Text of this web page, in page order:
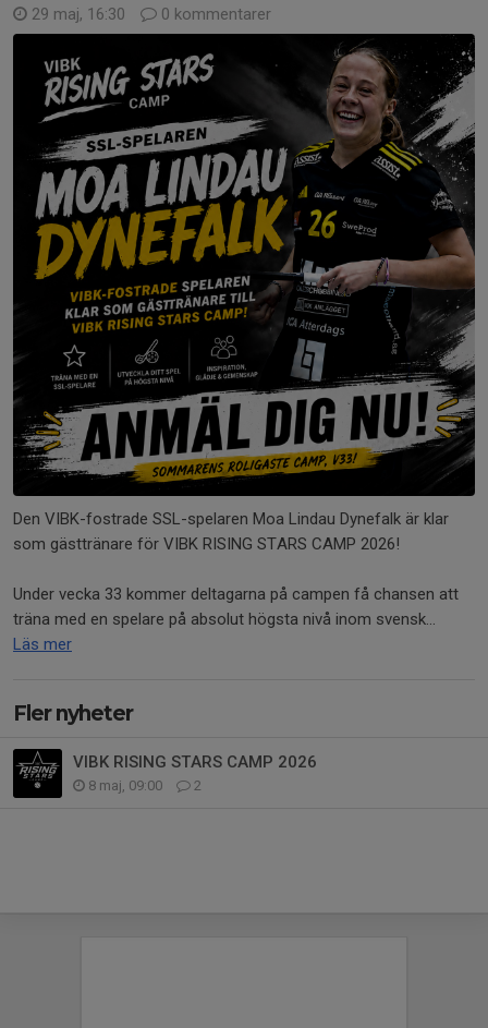
29 maj, 16:30 0 kommentarer
Den VIBK-fostrade SSL-spelaren Moa Lindau Dynefalk är klar
som gästtränare för VIBK RISING STARS CAMP 2026!
Under vecka 33 kommer deltagarna på campen få chansen att
träna med en spelare på absolut högsta nivå inom svensk...
Läs mer
Fler nyheter
VIBK RISING STARS CAMP 2026
8 maj, 09:00 2